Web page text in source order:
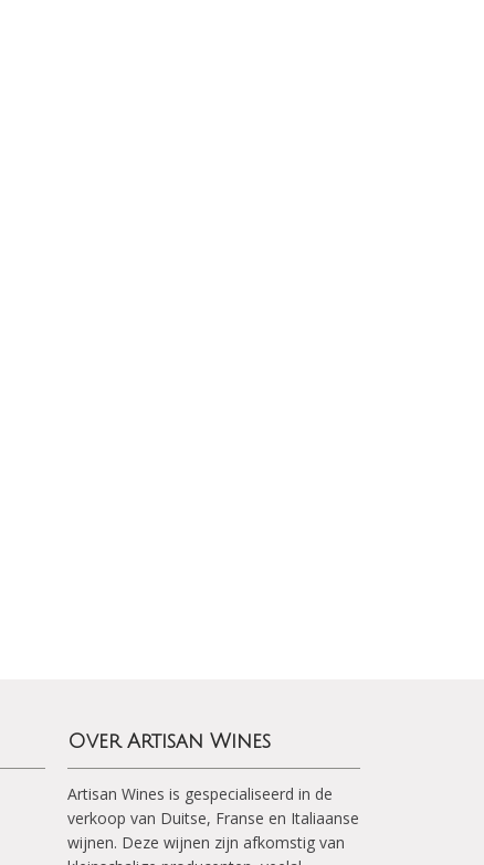
Over Artisan Wines
Artisan Wines is gespecialiseerd in de
verkoop van Duitse, Franse en Italiaanse
wijnen. Deze wijnen zijn afkomstig van